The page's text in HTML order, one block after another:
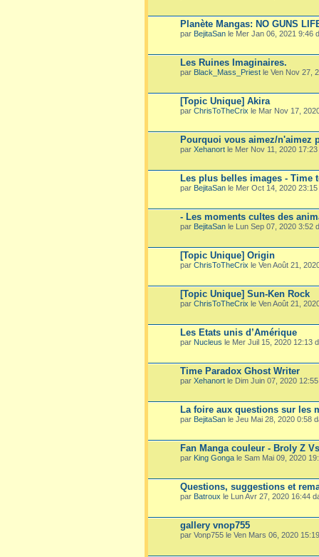
Planète Mangas: NO GUNS
par BejitaSan le Mer Jan 06, 2021 9:46
Les Ruines Imaginaires.
par Black_Mass_Priest le Ven Nov 27,
[Topic Unique] Akira
par ChrisToTheCrix le Mar Nov 17,
Pourquoi vous aimez/n'aimez
par Xehanort le Mer Nov 11, 2020
Les plus belles images - Time
par BejitaSan le Mer Oct 14, 2020
- Les moments cultes des
par BejitaSan le Lun Sep 07, 2020 3:52
[Topic Unique] Origin
par ChrisToTheCrix le Ven Août 21,
[Topic Unique] Sun-Ken Rock
par ChrisToTheCrix le Ven Août 21,
Les Etats unis d’Amérique
par Nucleus le Mer Juil 15, 2020 12:13
Time Paradox Ghost Writer
par Xehanort le Dim Juin 07, 2020
La foire aux questions sur les
par BejitaSan le Jeu Mai 28, 2020 0:58
Fan Manga couleur - Broly Z
par King Gonga le Sam Mai 09, 2020
Questions, suggestions et
par Batroux le Lun Avr 27, 2020 16:44
gallery vnop755
par Vonp755 le Ven Mars 06, 2020